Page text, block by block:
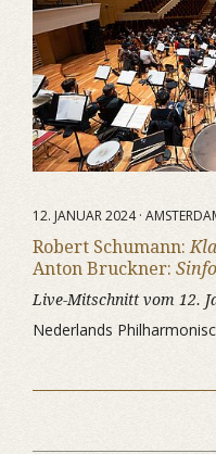
12. JANUAR 2024 ·
Robert Schumann:
Anton Bruckner:
Live-Mitschnitt vom 12.
Nederlands